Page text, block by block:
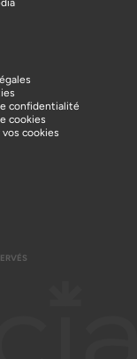
confidentialité
cookies
cookies